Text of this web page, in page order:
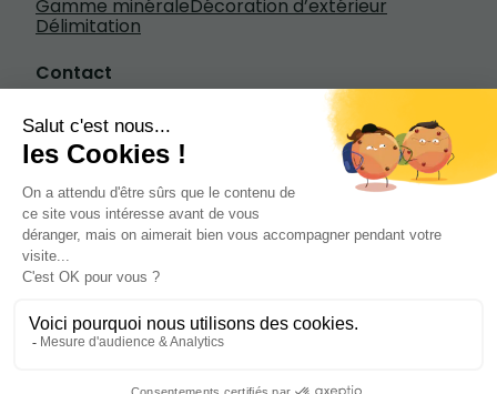
Gamme minéraleDécoration d’extérieur
Délimitation
Contact
Écrivez-nous
+33 3 20 84 79 84
1601 rue Henry Fievet, 59310 Beuvry-la-
de 7h à 18h30 du lundi au vendredi de 8h à
13h le samedi
Mentions légales